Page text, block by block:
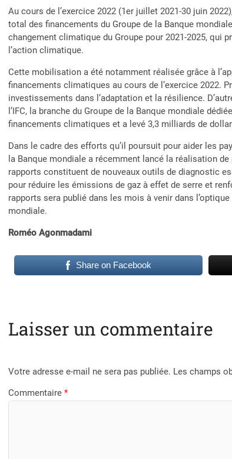
Au cours de l’exercice 2022 (1er juillet 2021-30 juin
total des financements du Groupe de la Banque
changement climatique du Groupe pour 2021-2025, qui
l’action climatique.
Cette mobilisation a été notamment réalisée grâce à
financements climatiques au cours de l’exercice 2022.
investissements dans l’adaptation et la résilience.
l’IFC, la branche du Groupe de la Banque mondiale
financements climatiques et a levé 3,3 milliards de
Dans le cadre des efforts qu’il poursuit pour aider les
la Banque mondiale a récemment lancé la réalisation
rapports constituent de nouveaux outils de diagnostic
pour réduire les émissions de gaz à effet de serre et
rapports sera publié dans les mois à venir dans
mondiale.
Roméo Agonmadami
Share on Facebook
Laisser un commentaire
Votre adresse e-mail ne sera pas publiée. Les champs
Commentaire*